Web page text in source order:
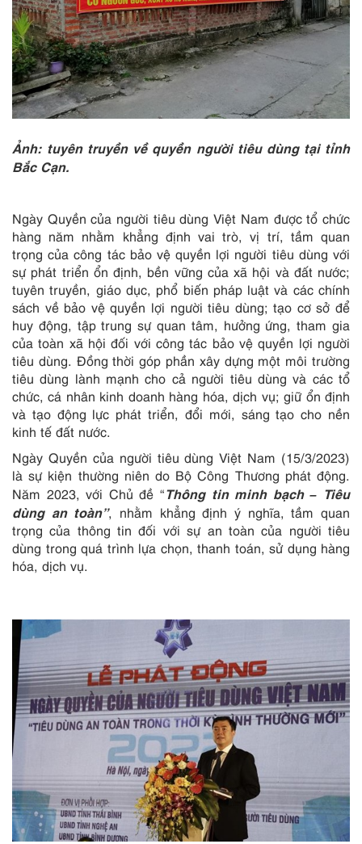
Ảnh: tuyên truyền về quyền người tiêu dùng tại tỉnh
Bắc Cạn.
Ngày Quyền của người tiêu dùng Việt Nam được tổ chức
hàng năm nhằm khẳng định vai trò, vị trí, tầm quan
trọng của công tác bảo vệ quyền lợi người tiêu dùng với
sự phát triển ổn định, bền vững của xã hội và đất nước;
tuyên truyền, giáo dục, phổ biến pháp luật và các chính
sách về bảo vệ quyền lợi người tiêu dùng; tạo cơ sở để
huy động, tập trung sự quan tâm, hưởng ứng, tham gia
của toàn xã hội đối với công tác bảo vệ quyền lợi người
tiêu dùng. Đồng thời góp phần xây dựng một môi trường
tiêu dùng lành mạnh cho cả người tiêu dùng và các tổ
chức, cá nhân kinh doanh hàng hóa, dịch vụ; giữ ổn định
và tạo động lực phát triển, đổi mới, sáng tạo cho nền
kinh tế đất nước.
Ngày Quyền của người tiêu dùng Việt Nam (15/3/2023)
là sự kiện thường niên do Bộ Công Thương phát động.
Năm 2023, với Chủ đề “Thông tin minh bạch – Tiêu
dùng an toàn”, nhằm khẳng định ý nghĩa, tầm quan
trọng của thông tin đối với sự an toàn của người tiêu
dùng trong quá trình lựa chọn, thanh toán, sử dụng hàng
hóa, dịch vụ.